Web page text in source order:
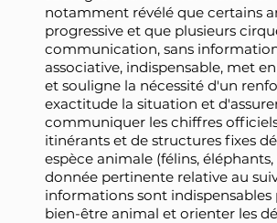
notamment révélé que certains
progressive et que plusieurs
communication, sans
associative, indispensable, met
et souligne la nécessité d'un
exactitude la situation et
communiquer les chiffres
itinérants et de structures fixes
espèce animale (félins,
donnée pertinente relative au
informations sont
bien-être animal et orienter les